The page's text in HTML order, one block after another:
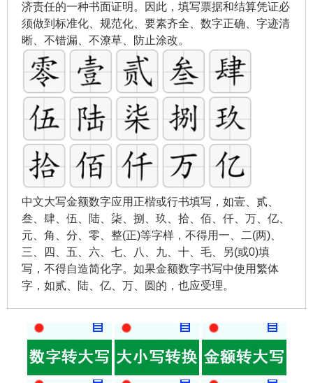
济责任的一种书面证明。因此，填写票据和结算凭证必
须做到标准化、规范化、要素齐全、数字正确、字迹清
晰、不错漏、不潦草、防止涂改。
中文大写金额数字应用正楷或行书填写，如壹、贰、
叁、肆、伍、陆、柒、捌、玖、拾、佰、仟、万、亿、
元、角、分、零、整(正)等字样，不得用一、二(两)、
三、四、五、六、七、八、九、十、毛、另(或0)填
写，不得自造简化字。如果金额数字书写中使用繁体
字，如贰、陆、亿、万、圆的，也应受理。